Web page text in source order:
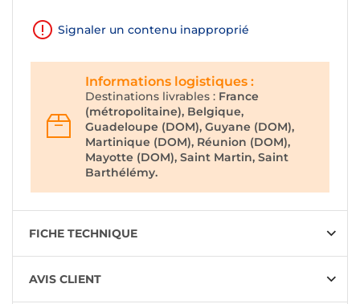
Signaler un contenu inapproprié
Informations logistiques :
Destinations livrables : France
(métropolitaine), Belgique,
Guadeloupe (DOM), Guyane (DOM),
Martinique (DOM), Réunion (DOM),
Mayotte (DOM), Saint Martin, Saint
Barthélémy.
FICHE TECHNIQUE
AVIS CLIENT